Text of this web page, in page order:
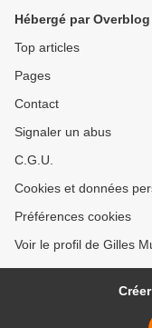
Hébergé par Overblog
Top articles
Pages
Contact
Signaler un abus
C.G.U.
Cookies et données
Préférences cookies
Voir le profil de Gilles